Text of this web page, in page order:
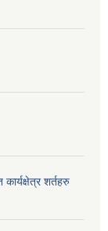
शर्तहरु